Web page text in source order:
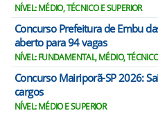
NÍVEL: MÉDIO, TÉCNICO E SUPERIOR
Concurso Prefeitura de Embu
aberto para 94 vagas
NÍVEL: FUNDAMENTAL, MÉDIO,
Concurso Mairiporã-SP 2026:
cargos
NÍVEL: MÉDIO E SUPERIOR